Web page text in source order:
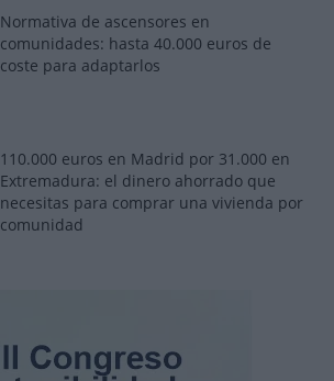
Normativa de ascensores en
comunidades: hasta 40.000 euros de
coste para adaptarlos
110.000 euros en Madrid por 31.000 en
Extremadura: el dinero ahorrado que
necesitas para comprar una vivienda por
comunidad